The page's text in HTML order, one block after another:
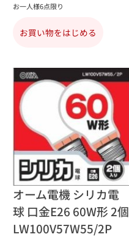
お一人様6点限り
お買い物をはじめる
オーム電機 シリカ電
球 口金E26 60W形 2個
LW100V57W55/2P